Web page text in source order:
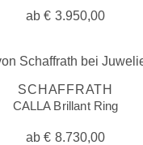
ab € 3.950,00
SCHAFFRATH
CALLA Brillant Ring
ab € 8.730,00